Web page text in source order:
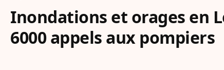
Inondations et orages en
6000 appels aux pompiers